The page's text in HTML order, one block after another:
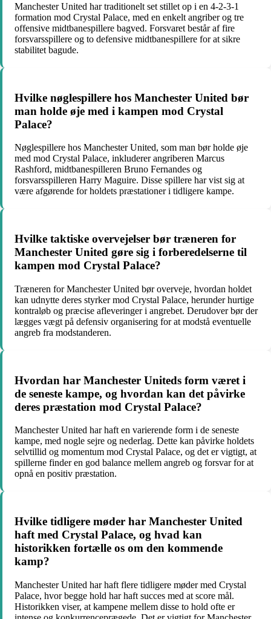
Manchester United har traditionelt set stillet op i en 4-2-3-1
formation mod Crystal Palace, med en enkelt angriber og tre
offensive midtbanespillere bagved. Forsvaret består af fire
forsvarsspillere og to defensive midtbanespillere for at sikre
stabilitet bagude.
Hvilke nøglespillere hos Manchester United bør
man holde øje med i kampen mod Crystal
Palace?
Nøglespillere hos Manchester United, som man bør holde øje
med mod Crystal Palace, inkluderer angriberen Marcus
Rashford, midtbanespilleren Bruno Fernandes og
forsvarsspilleren Harry Maguire. Disse spillere har vist sig at
være afgørende for holdets præstationer i tidligere kampe.
Hvilke taktiske overvejelser bør træneren for
Manchester United gøre sig i forberedelserne til
kampen mod Crystal Palace?
Træneren for Manchester United bør overveje, hvordan holdet
kan udnytte deres styrker mod Crystal Palace, herunder hurtige
kontraløb og præcise afleveringer i angrebet. Derudover bør der
lægges vægt på defensiv organisering for at modstå eventuelle
angreb fra modstanderen.
Hvordan har Manchester Uniteds form været i
de seneste kampe, og hvordan kan det påvirke
deres præstation mod Crystal Palace?
Manchester United har haft en varierende form i de seneste
kampe, med nogle sejre og nederlag. Dette kan påvirke holdets
selvtillid og momentum mod Crystal Palace, og det er vigtigt, at
spillerne finder en god balance mellem angreb og forsvar for at
opnå en positiv præstation.
Hvilke tidligere møder har Manchester United
haft med Crystal Palace, og hvad kan
historikken fortælle os om den kommende
kamp?
Manchester United har haft flere tidligere møder med Crystal
Palace, hvor begge hold har haft succes med at score mål.
Historikken viser, at kampene mellem disse to hold ofte er